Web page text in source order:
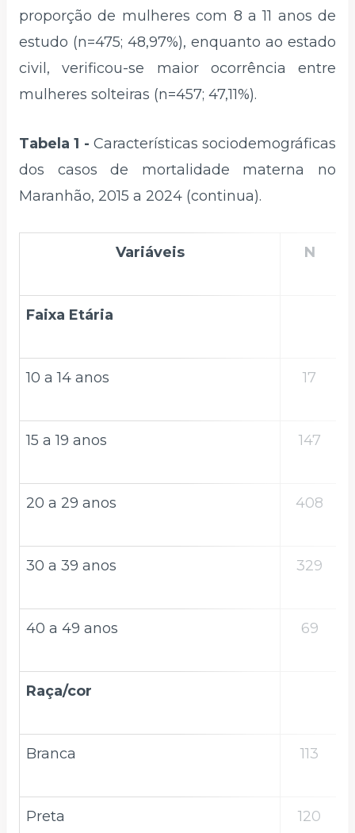
proporção de mulheres com 8 a 11 anos de
estudo (n=475; 48,97%), enquanto ao estado
civil, verificou-se maior ocorrência entre
mulheres solteiras (n=457; 47,11%).
Tabela 1 - Características sociodemográficas
dos casos de mortalidade materna no
Maranhão, 2015 a 2024 (continua).
Variáveis N
Faixa Etária
10 a 14 anos 17
15 a 19 anos 147
20 a 29 anos 408
30 a 39 anos 329
40 a 49 anos 69
Raça/cor
Branca 113
Preta 120